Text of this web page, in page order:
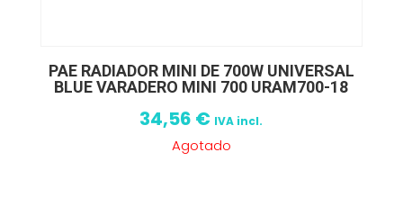
PAE RADIADOR MINI DE 700W UNIVERSAL
BLUE VARADERO MINI 700 URAM700-18
34,56 € IVA incl.
Agotado